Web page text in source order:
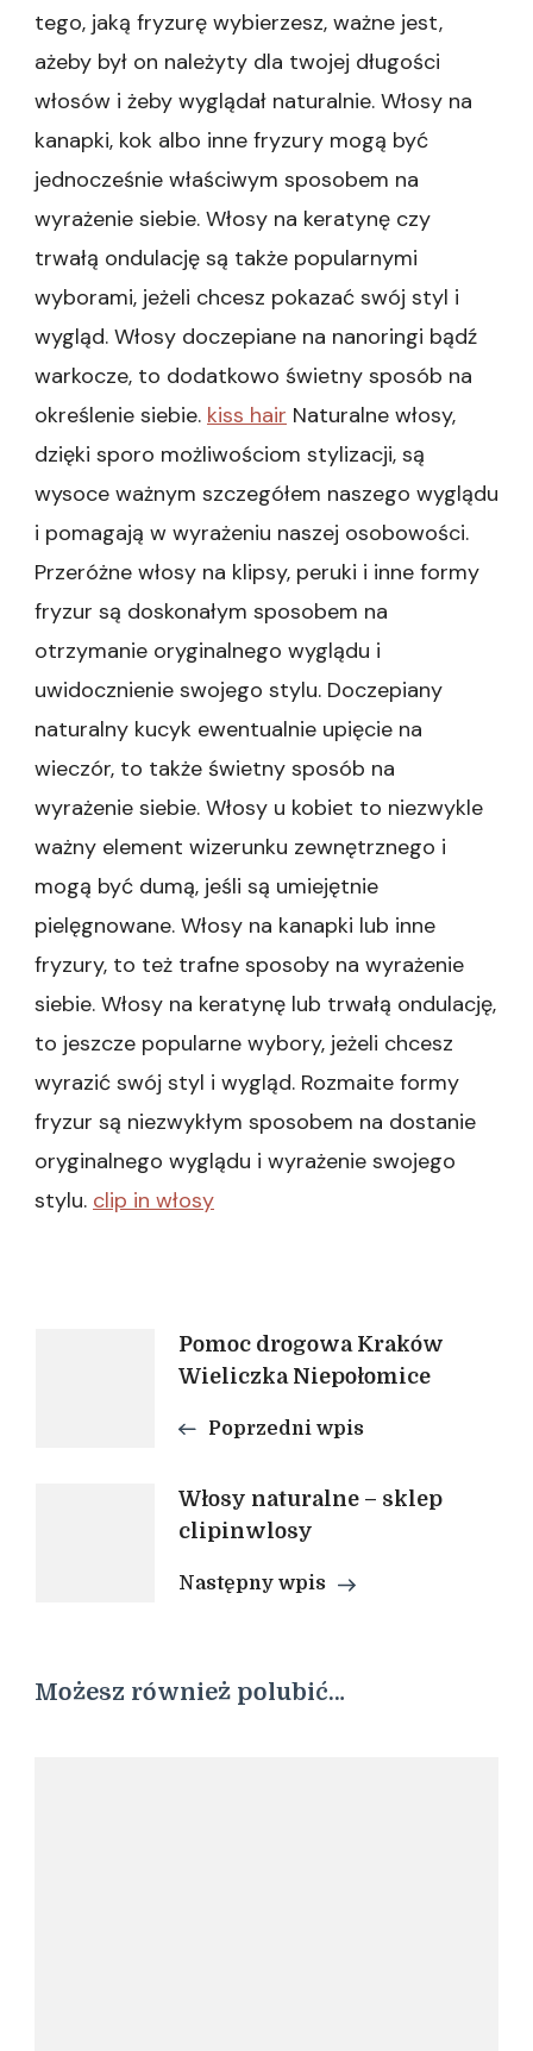
tego, jaką fryzurę wybierzesz, ważne jest,
ażeby był on należyty dla twojej długości
włosów i żeby wyglądał naturalnie. Włosy na
kanapki, kok albo inne fryzury mogą być
jednocześnie właściwym sposobem na
wyrażenie siebie. Włosy na keratynę czy
trwałą ondulację są także popularnymi
wyborami, jeżeli chcesz pokazać swój styl i
wygląd. Włosy doczepiane na nanoringi bądź
warkocze, to dodatkowo świetny sposób na
określenie siebie. kiss hair Naturalne włosy,
dzięki sporo możliwościom stylizacji, są
wysoce ważnym szczegółem naszego wyglądu
i pomagają w wyrażeniu naszej osobowości.
Przeróżne włosy na klipsy, peruki i inne formy
fryzur są doskonałym sposobem na
otrzymanie oryginalnego wyglądu i
uwidocznienie swojego stylu. Doczepiany
naturalny kucyk ewentualnie upięcie na
wieczór, to także świetny sposób na
wyrażenie siebie. Włosy u kobiet to niezwykle
ważny element wizerunku zewnętrznego i
mogą być dumą, jeśli są umiejętnie
pielęgnowane. Włosy na kanapki lub inne
fryzury, to też trafne sposoby na wyrażenie
siebie. Włosy na keratynę lub trwałą ondulację,
to jeszcze popularne wybory, jeżeli chcesz
wyrazić swój styl i wygląd. Rozmaite formy
fryzur są niezwykłym sposobem na dostanie
oryginalnego wyglądu i wyrażenie swojego
stylu. clip in włosy
Nawigacja
wpisu
Pomoc drogowa Kraków
Wieliczka Niepołomice
Poprzedni wpis
Włosy naturalne – sklep
clipinwlosy
Następny wpis
Możesz również polubić…